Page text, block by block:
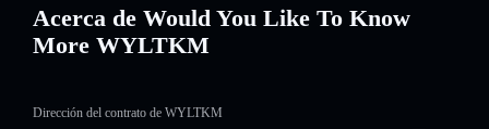
Acerca de Would You Like To Know
More WYLTKM
Dirección del contrato de WYLTKM